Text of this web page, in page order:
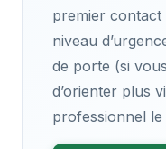
premier
niveau
de porte (si
d’orienter plus
professionnel le